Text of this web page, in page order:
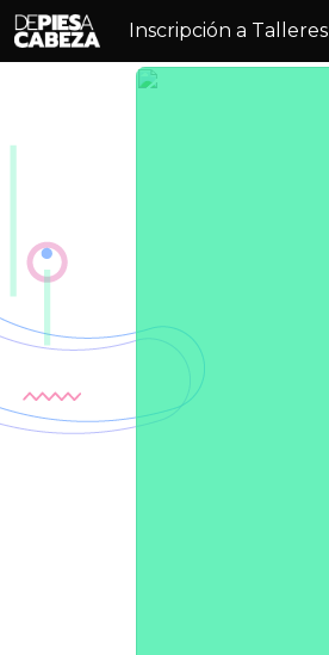
Inscripción a Talleres